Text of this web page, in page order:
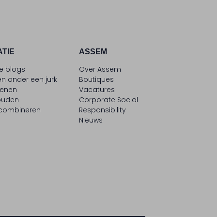
blogs
onder een jurk
ASSEM
Over Assem
Boutiques
Vacatures
Corporate Social
Responsibility
Nieuws